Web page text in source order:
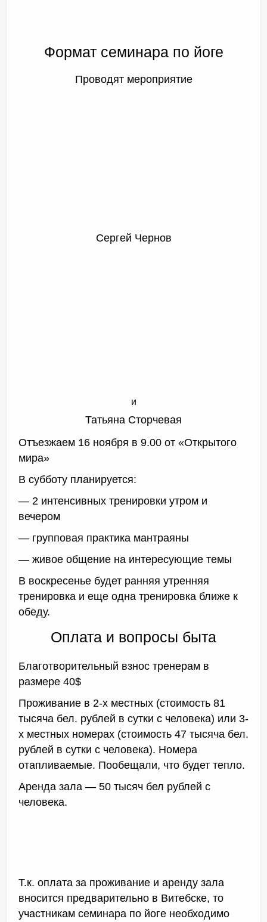
Формат семинара по йоге
Проводят мероприятие
Сергей Чернов
и
Татьяна Сторчевая
Отъезжаем 16 ноября в 9.00 от «Открытого
мира»
В субботу планируется:
— 2 интенсивных тренировки утром и
вечером
— групповая практика мантраяны
— живое общение на интересующие темы
В воскресенье будет ранняя утренняя
тренировка и еще одна тренировка ближе к
обеду.
Оплата и вопросы быта
Благотворительный взнос тренерам в
размере 40$
Проживание в 2-х местных (стоимость 81
тысяча бел. рублей в сутки с человека) или 3-
х местных номерах (стоимость 47 тысяча бел.
рублей в сутки с человека). Номера
отапливаемые. Пообещали, что будет тепло.
Аренда зала — 50 тысяч бел рублей с
человека.
Т.к. оплата за проживание и аренду зала
вносится предварительно в Витебске, то
участникам семинара по йоге необходимо